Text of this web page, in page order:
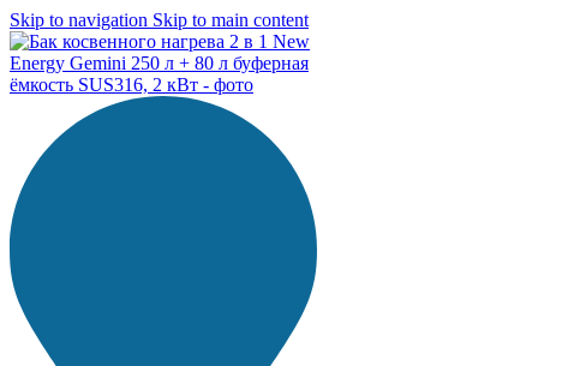
Skip to navigation Skip to main content